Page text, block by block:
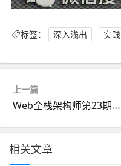
标签： 深入浅出 实践
上一篇
Web全栈架构师第23期完整版本
相关文章